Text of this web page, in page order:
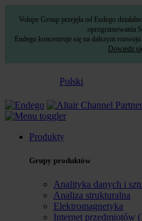
Volupe Group przejęła od Endego
oprogramowania
Endego koncentruje się na dalszym
Dowiedz
Polski
Produkty
Grupy produktów
Analityka danych i
Analiza strukturalna
Elektromagnetyka
Internet przedmiotów